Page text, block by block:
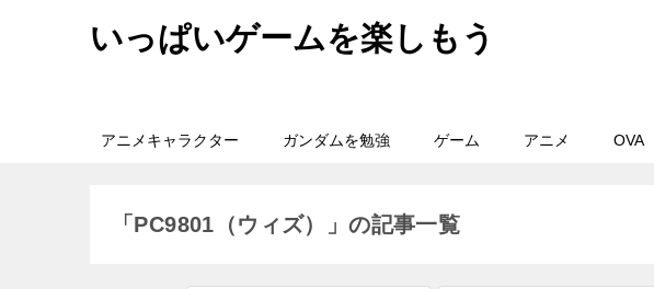
いっぱいゲームを楽しもう
アニメキャラクター ガンダムを勉強 ゲーム アニメ OVA
「PC9801（ウィズ）」の記事一覧